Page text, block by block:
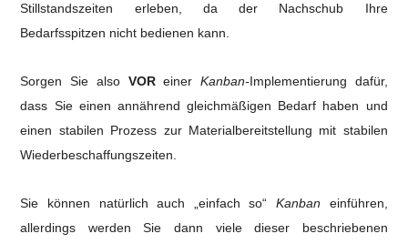
Stillstandszeiten erleben, da der Nachschub Ihre
Bedarfsspitzen nicht bedienen kann.
Sorgen Sie also VOReiner Kanban-Implementierung dafür,
dass Sie einen annährend gleichmäßigen Bedarf haben und
einen stabilen Prozess zur Materialbereitstellung mit stabilen
Wiederbeschaffungszeiten.
Sie können natürlich auch „einfach so“Kanban einführen,
allerdings werden Sie dann viele dieser beschriebenen